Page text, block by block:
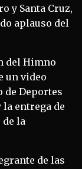
y Santa Cruz,
aplauso del
del Himno
un video
Deportes
entrega de
la
de las